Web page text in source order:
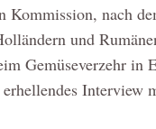
Kommission, nach
und
Gemüseverzehr in
Interview